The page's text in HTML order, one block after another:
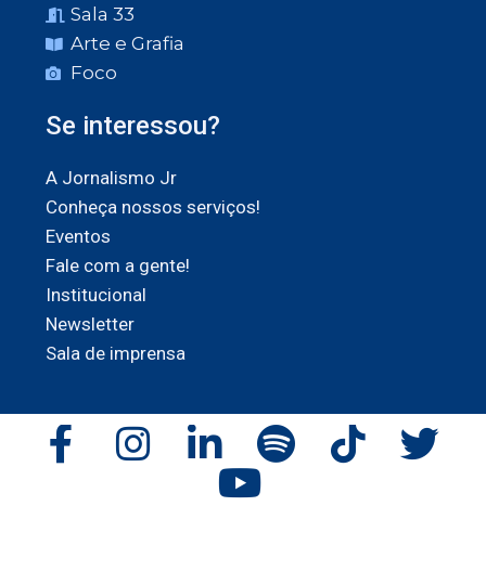
Sala 33
Arte e Grafia
Foco
Se interessou?
A Jornalismo Jr
Conheça nossos serviços!
Eventos
Fale com a gente!
Institucional
Newsletter
Sala de imprensa